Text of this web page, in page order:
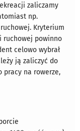
zaliczamy
np.
Kryterium
ruchowej powinno
celowo wybrał
ją zaliczyć do
pracy na rowerze,